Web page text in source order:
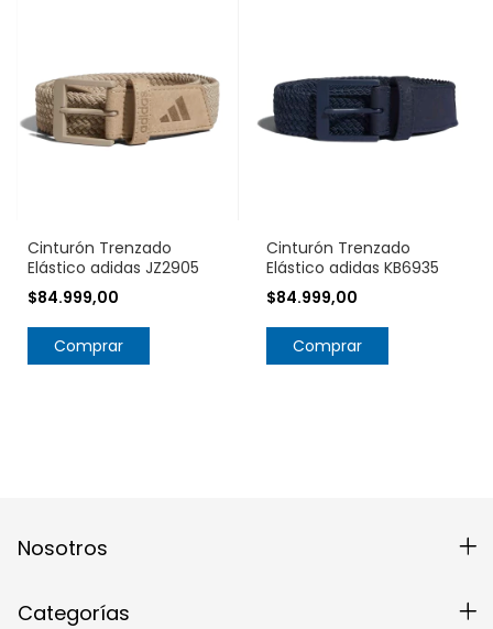
Cinturón Trenzado
Elástico adidas JZ2905
$84.999,00
Comprar
Cinturón Trenzado
Elástico adidas KB6935
$84.999,00
Comprar
Nosotros
Categorías